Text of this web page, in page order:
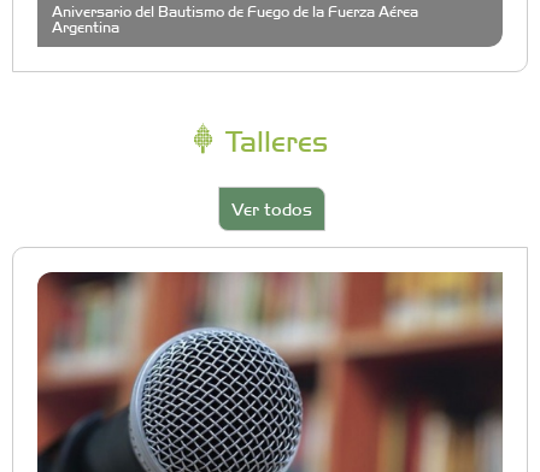
Aniversario del Bautismo de Fuego de la Fuerza Aérea
Argentina
Talleres
Ver todos